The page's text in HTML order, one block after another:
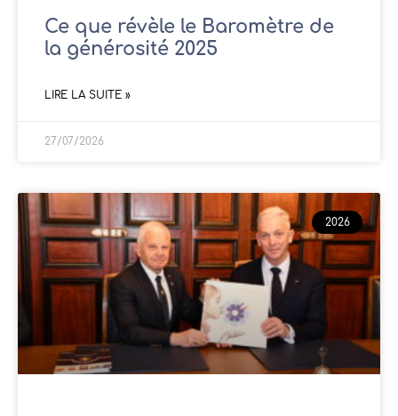
Ce que révèle le Baromètre de
la générosité 2025
LIRE LA SUITE »
27/07/2026
2026